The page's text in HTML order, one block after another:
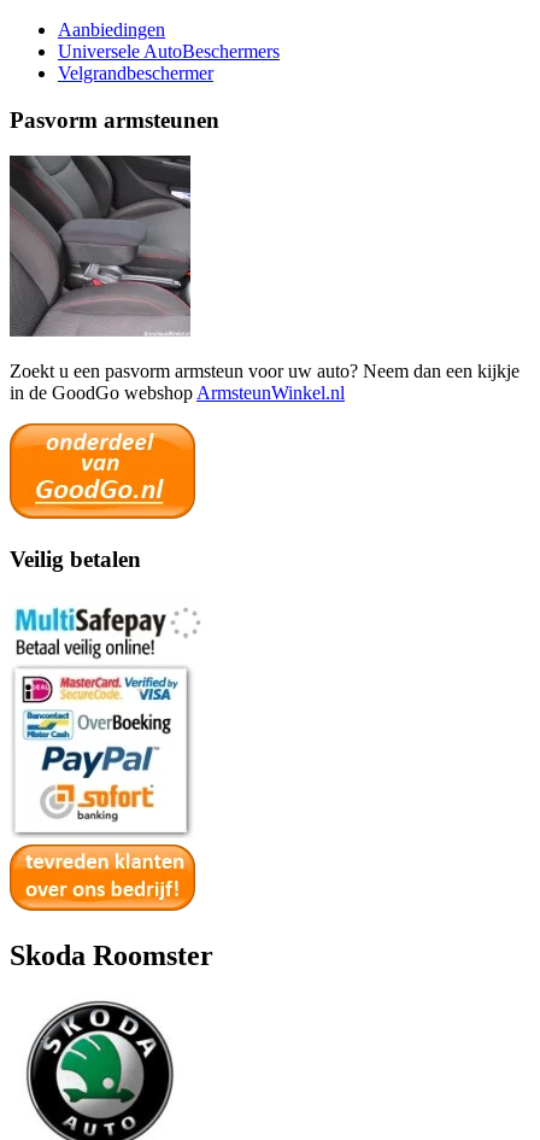
Aanbiedingen
Universele AutoBeschermers
Velgrandbeschermer
Pasvorm armsteunen
Zoekt u een pasvorm armsteun voor uw auto? Neem dan een kijkje
in de GoodGo webshop ArmsteunWinkel.nl
Veilig betalen
Skoda Roomster